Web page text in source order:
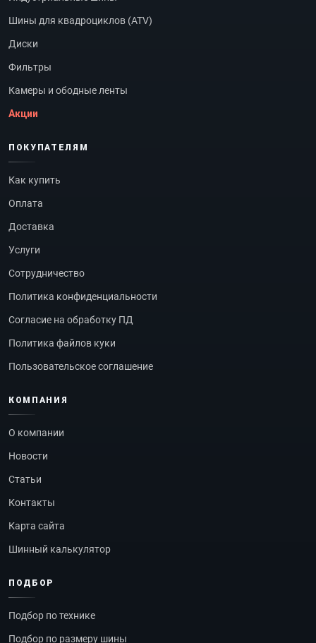
Шины для квадроциклов (ATV)
Диски
Фильтры
Камеры и ободные ленты
Акции
ПОКУПАТЕЛЯМ
Как купить
Оплата
Доставка
Услуги
Сотрудничество
Политика конфиденциальности
Согласие на обработку ПД
Политика файлов куки
Пользовательское соглашение
КОМПАНИЯ
О компании
Новости
Статьи
Контакты
Карта сайта
Шинный калькулятор
ПОДБОР
Подбор по технике
Подбор по размеру шины